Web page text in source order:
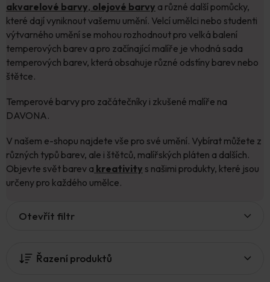
akvarelové barvy, olejové barvy a různé další pomůcky,
které dají vyniknout vašemu umění. Velcí umělci nebo studenti
výtvarného umění se mohou rozhodnout pro velká balení
temperových barev a pro začínající malíře je vhodná sada
temperových barev, která obsahuje různé odstíny barev nebo
štětce.
Temperové barvy pro začátečníky i zkušené malíře na
DAVONA.
V našem e-shopu najdete vše pro své umění. Vybírat můžete z
různých typů barev, ale i štětců, malířských pláten a dalších.
Objevte svět barev a kreativity s našimi produkty, které jsou
určeny pro každého umělce.
Řazení produktů
Otevřít filtr